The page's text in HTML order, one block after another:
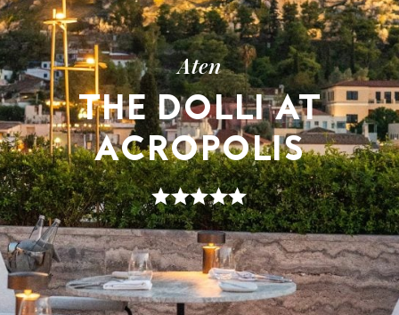
Aten
THE DOLLI AT
ACROPOLIS